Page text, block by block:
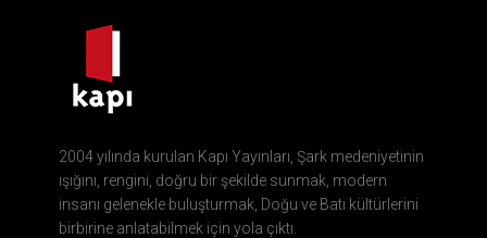
2004 yılında kurulan Kapı Yayınları, Şark medeniyetinin
ışığını, rengini, doğru bir şekilde sunmak, modern
insanı gelenekle buluşturmak, Doğu ve Batı kültürlerini
birbirine anlatabilmek için yola çıktı.